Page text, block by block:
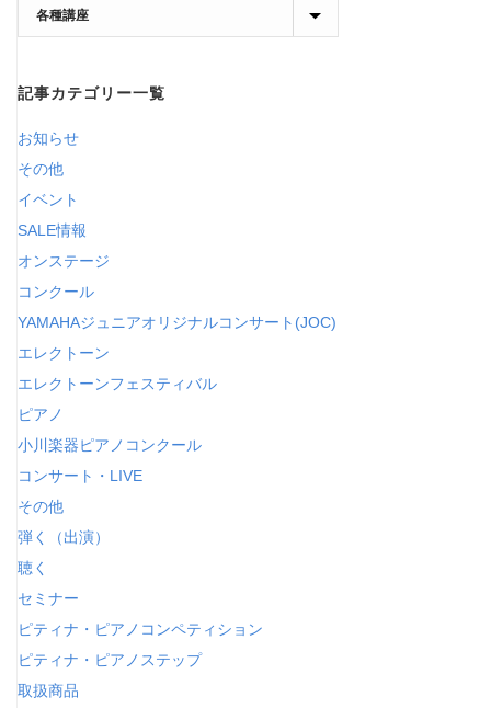
在
カ
ゴ
リ
ー
記事カテゴリー一覧
お知らせ
その他
イベント
SALE情報
オンステージ
コンクール
YAMAHAジュニアオリジナルコンサート(JOC)
エレクトーン
エレクトーンフェスティバル
ピアノ
小川楽器ピアノコンクール
コンサート・LIVE
その他
弾く（出演）
聴く
セミナー
ピティナ・ピアノコンペティション
ピティナ・ピアノステップ
取扱商品